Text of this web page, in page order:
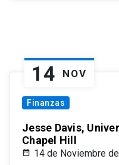
14 NOV
Finanzas
Jesse Davis,
Chapel Hill
14 de Noviembre